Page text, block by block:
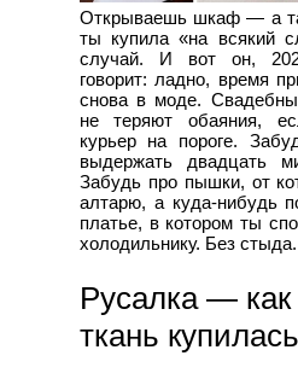
Открываешь шкаф — а
ты купила «на всякий
случай. И вот он,
говорит: ладно, время
снова в моде.
не теряют обаяния,
курьер на пороге.
выдержать двадцать
Забудь про пышки, от
алтарю, а куда-нибудь
платье, в котором ты
холодильнику. Без стыда.
Русалка — как
ткань